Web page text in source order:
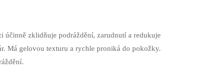
účinně zklidňuje podráždění, zarudnutí a redukuje
Má gelovou texturu a rychle proniká do pokožky.